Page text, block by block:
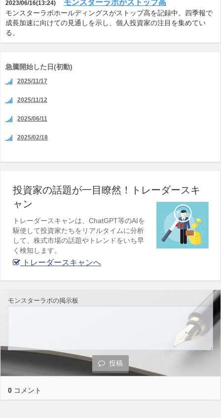
2023/06/16(13:24) モンスターラボがストップ高
モンスターラボホールディングスがストップ高を記録中。四季報で
成長加速に向けての見通しを示し、個人投資家の注目を集めてい
る。
急騰開始した日(初動)
2025/11/17
2025/11/12
2025/06/11
2025/02/18
投資家の話題が一目瞭然！トレーダースキ
ャン
トレーダースキャンは、ChatGPT等のAIを
駆使して投資家たちをリアルタイムに分析
して、株式市場の話題やトレンドをいち早
く検知します。
トレーダースキャンへ
モンスターラボの掲示板
投稿
0 コメント